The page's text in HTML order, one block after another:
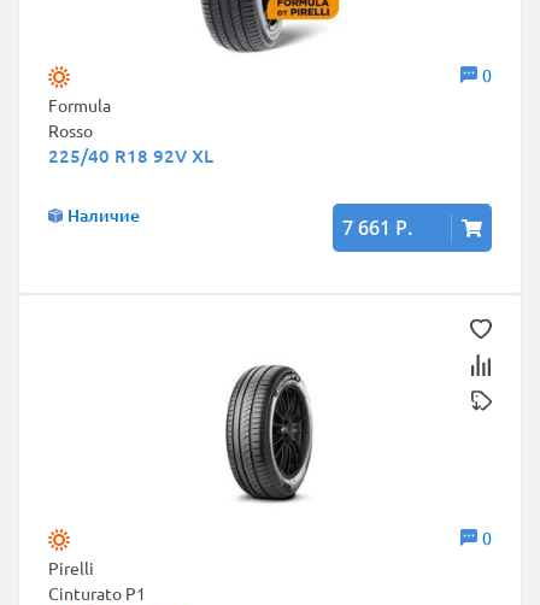
0
Formula
Rosso
225/40 R18 92V XL
Наличие 7 661 Р.
0
Pirelli
Cinturato P1